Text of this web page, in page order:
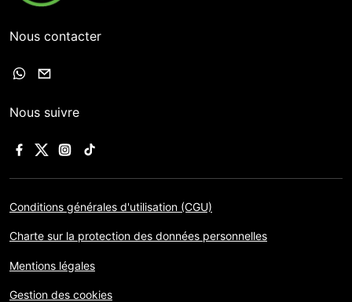
Nous contacter
Nous suivre
Conditions générales d'utilisation (CGU)
Charte sur la protection des données personnelles
Mentions légales
Gestion des cookies